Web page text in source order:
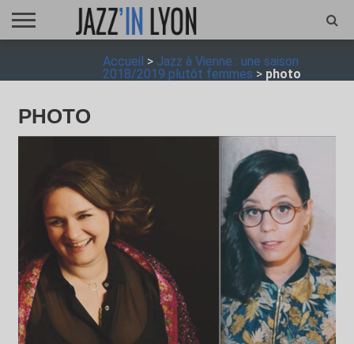
JAZZ
Accueil > Jazz à Vienne : une saison
2018/2019 plutôt femmes > photo
PHOTO